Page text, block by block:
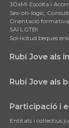
JOxMI Escolta i
Sex-oh-lògic,
Orientació formativa
SAI LGTBI
Sol•licitud beques
Rubí Jove als
Rubí Jove als
Participació i
Entitats i col·lectius